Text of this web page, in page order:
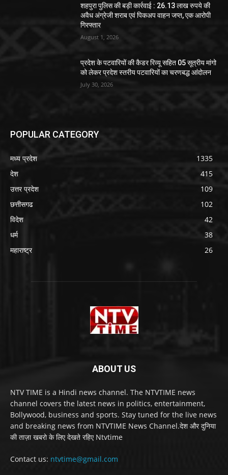
शहपुरा पुलिस की बड़ी कार्रवाई : 26.13 लाख रुपये की
अवैध अंग्रेजी शराब एवं पिकअप वाहन जप्त, एक आरोपी
गिरफ्तार
August 1, 2026
प्रदेश के पटवारियों की कैडर रिव्यू सहित 05 सूत्रीय मांगो
को लेकर प्रदेश स्तरीय पटवारियों का चरणबद्ध आंदोलन
July 30, 2026
POPULAR CATEGORY
मध्य प्रदेश
1335
देश
415
उत्तर प्रदेश
109
छत्तीसगढ
102
विदेश
42
धर्म
38
महाराष्ट्र
26
ABOUT US
NTV TIME is a Hindi news channel. The NTVTIME news
channel covers the latest news in politics, entertainment,
Bollywood, business and sports. Stay tuned for the live news
and breaking news from NTVTIME News Channel.देश और दुनिया
की ताज़ा खबरो के लिए देखते रहिए Ntvtime
Contact us: ntvtime@gmail.com